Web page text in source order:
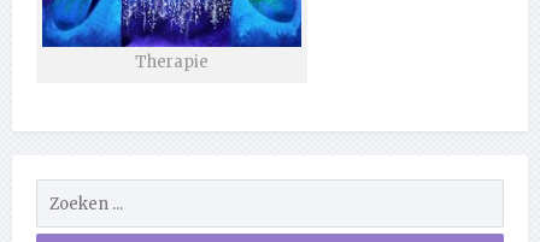
Therapie